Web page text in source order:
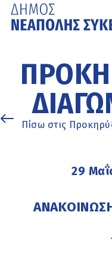
κυρίως
περιεχόμενο
Πίσω στις
29